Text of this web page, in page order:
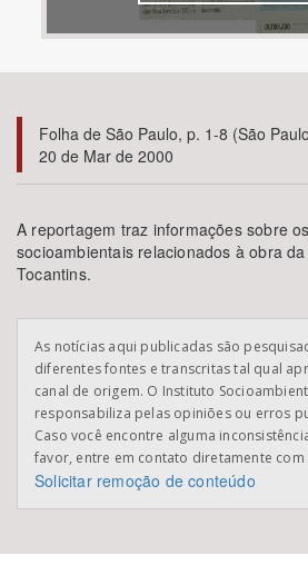
Subtema
Área de Levantamento
Área Protegida
Folha de São Paulo, p. 1-8 (São
20 de Mar de 2000
A reportagem traz informações sobre
socioambientais relacionados à obra
Tocantins.
As notícias aqui publicadas são
diferentes fontes e transcritas tal qual
canal de origem. O Instituto
responsabiliza pelas opiniões ou erros
Caso você encontre alguma
favor, entre em contato diretamente com
Solicitar remoção de conteúdo